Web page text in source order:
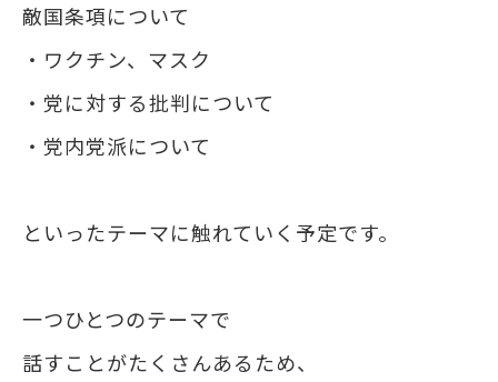
敵国条項について
・ワクチン、マスク
・党に対する批判について
・党内党派について
といったテーマに触れていく予定です。
一つひとつのテーマで
話すことがたくさんあるため、